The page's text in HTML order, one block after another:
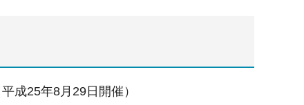
成25年8月29日開催）